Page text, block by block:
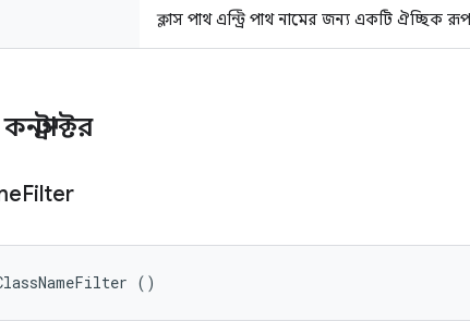
ক্লাস পাথ এন্ট্রি পাথ নামের জন্য একটি ঐচ্ছিক
Filter
()